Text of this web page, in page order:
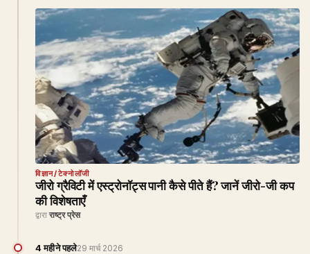
विज्ञान/टेक्नोलॉजी
जीरो ग्रैविटी में एस्ट्रोनॉट्स पानी कैसे पीते हैं? जानें जीरो-जी कप
की विशेषताएँ
द्वारा राष्ट्र प्रेस
4 महीने पहले29 मार्च 2026